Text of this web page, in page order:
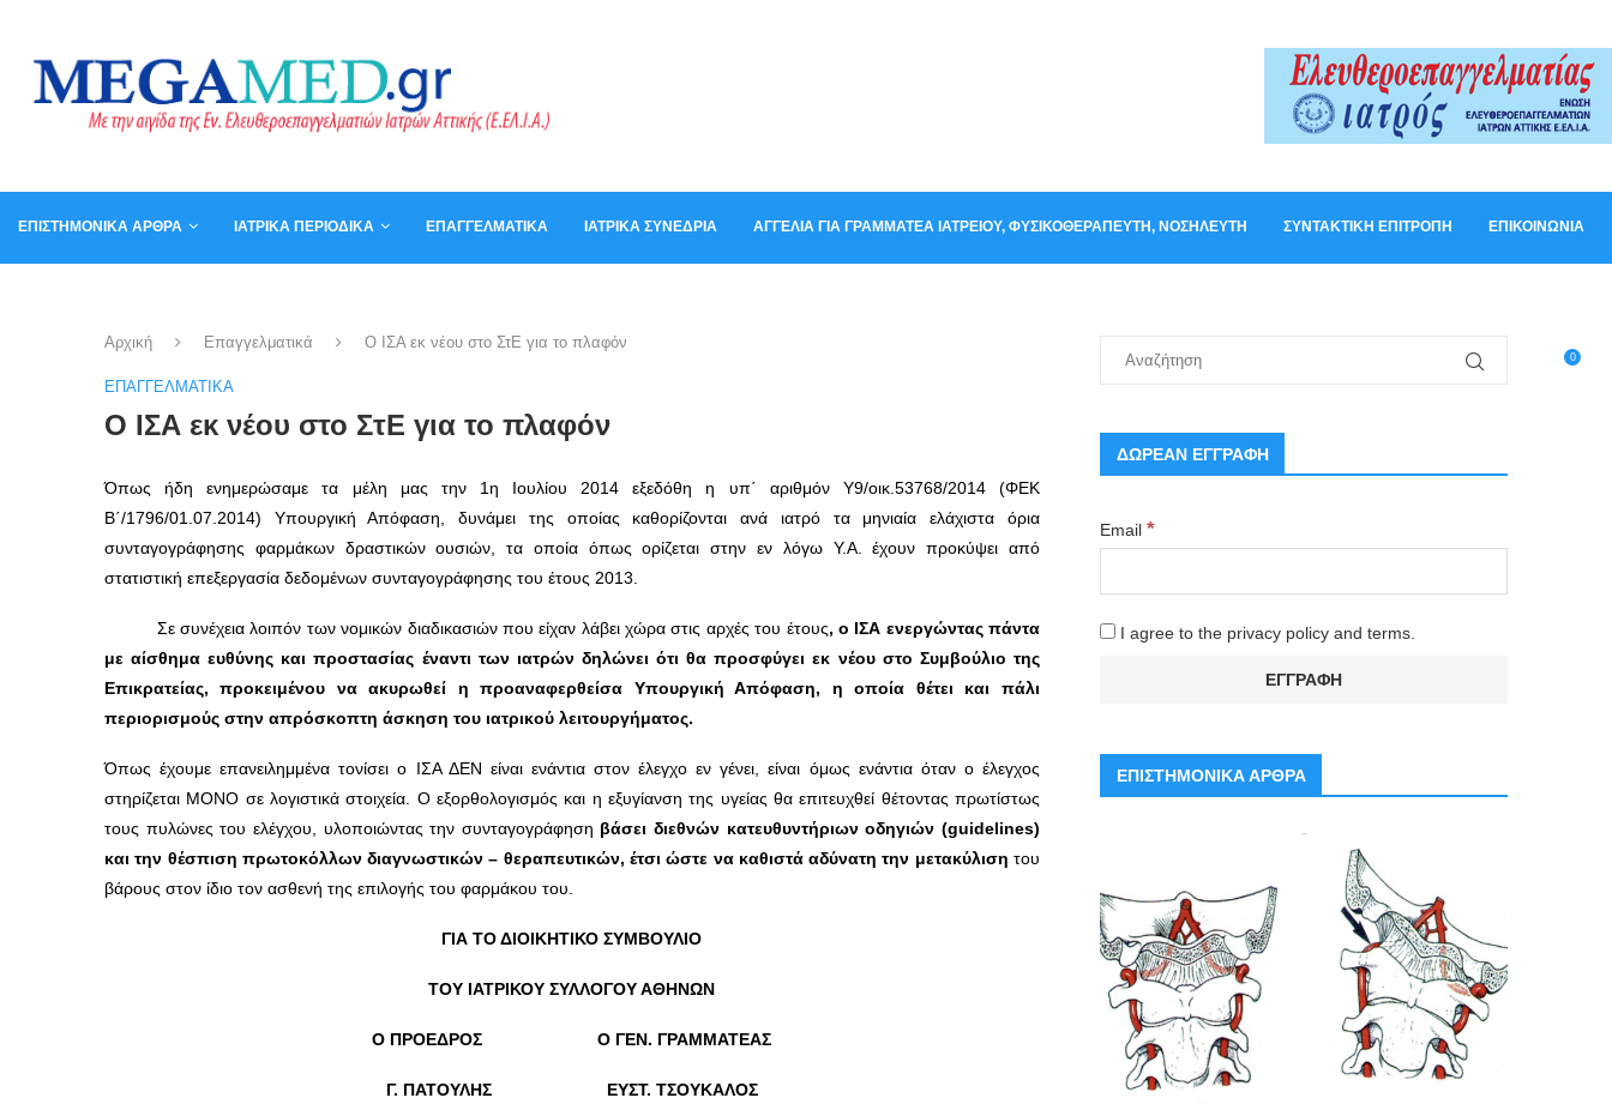
ΕΠΙΣΤΗΜΟΝΙΚΆ ΆΡΘΡΑ ΙΑΤΡΙΚΆ ΠΕΡΙΟΔΙΚΆ ΕΠΑΓΓΕΛΜΑΤΙΚΆ ΙΑΤΡΙΚΆ ΣΥΝΈΔΡΙΑ ΑΓΓΕΛΊΑ ΓΙΑ ΓΡΑΜΜΑΤΈΑ ΙΑΤΡΕΊΟΥ, ΦΥΣΙΚΟΘΕΡΑΠΕΥΤΉ, ΝΟΣΗΛΕΥΤΉ ΣΥΝΤΑΚΤΙΚΉ ΕΠΙΤΡΟΠΉ ΕΠΙΚΟΙΝΩΝΊΑ
0
Αρχική Επαγγελματικά Ο ΙΣΑ εκ νέου στο ΣτΕ για το πλαφόν
ΕΠΑΓΓΕΛΜΑΤΙΚΆ
Ο ΙΣΑ εκ νέου στο ΣτΕ για το πλαφόν
Όπως ήδη ενημερώσαμε τα μέλη μας την 1η Ιουλίου 2014 εξεδόθη η υπ΄ αριθμόν Υ9/οικ.53768/2014 (ΦΕΚ
Β΄/1796/01.07.2014) Υπουργική Απόφαση, δυνάμει της οποίας καθορίζονται ανά ιατρό τα μηνιαία ελάχιστα όρια
συνταγογράφησης φαρμάκων δραστικών ουσιών, τα οποία όπως ορίζεται στην εν λόγω Υ.Α. έχουν προκύψει από
στατιστική επεξεργασία δεδομένων συνταγογράφησης του έτους 2013.
Σε συνέχεια λοιπόν των νομικών διαδικασιών που είχαν λάβει χώρα στις αρχές του έτους, ο ΙΣΑ ενεργώντας πάντα
με αίσθημα ευθύνης και προστασίας έναντι των ιατρών δηλώνει ότι θα προσφύγει εκ νέου στο Συμβούλιο της
Επικρατείας, προκειμένου να ακυρωθεί η προαναφερθείσα Υπουργική Απόφαση, η οποία θέτει και πάλι
περιορισμούς στην απρόσκοπτη άσκηση του ιατρικού λειτουργήματος.
Όπως έχουμε επανειλημμένα τονίσει ο ΙΣΑ ΔΕΝ είναι ενάντια στον έλεγχο εν γένει, είναι όμως ενάντια όταν ο έλεγχος
στηρίζεται ΜΟΝΟ σε λογιστικά στοιχεία. Ο εξορθολογισμός και η εξυγίανση της υγείας θα επιτευχθεί θέτοντας πρωτίστως
τους πυλώνες του ελέγχου, υλοποιώντας την συνταγογράφηση βάσει διεθνών κατευθυντήριων οδηγιών (guidelines)
και την θέσπιση πρωτοκόλλων διαγνωστικών – θεραπευτικών, έτσι ώστε να καθιστά αδύνατη την μετακύλιση του
βάρους στον ίδιο τον ασθενή της επιλογής του φαρμάκου του.
ΓΙΑ ΤΟ ΔΙΟΙΚΗΤΙΚΟ ΣΥΜΒΟΥΛΙΟ
ΤΟΥ ΙΑΤΡΙΚΟΥ ΣΥΛΛΟΓΟΥ ΑΘΗΝΩΝ
Ο ΠΡΟΕΔΡΟΣ Ο ΓΕΝ. ΓΡΑΜΜΑΤΕΑΣ
Γ. ΠΑΤΟΥΛΗΣ ΕΥΣΤ. ΤΣΟΥΚΑΛΟΣ
ΔΩΡΕΑΝ ΕΓΓΡΑΦΗ
Email *
I agree to the privacy policy and terms.
ΕΠΙΣΤΗΜΟΝΙΚΑ ΑΡΘΡΑ